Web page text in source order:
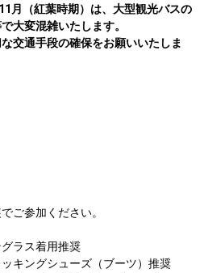
月（紅葉時期）は、大型観光バスの
大変混雑いたします。
交通手段の確保をお願いいたしま
ご参加ください。
ラス着用推奨
キングシューズ（ブーツ）推奨